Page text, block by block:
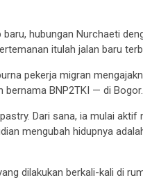
hubungan Nurchaeti
itulah jalan baru
pekerja migran
BNP2TKI — di Bogor.
Dari sana, ia mulai aktif
mengubah hidupnya
dilakukan berkali-kali di